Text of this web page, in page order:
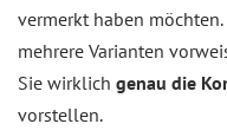
vermerkt haben
mehrere Varianten
Sie wirklich genau die
vorstellen.